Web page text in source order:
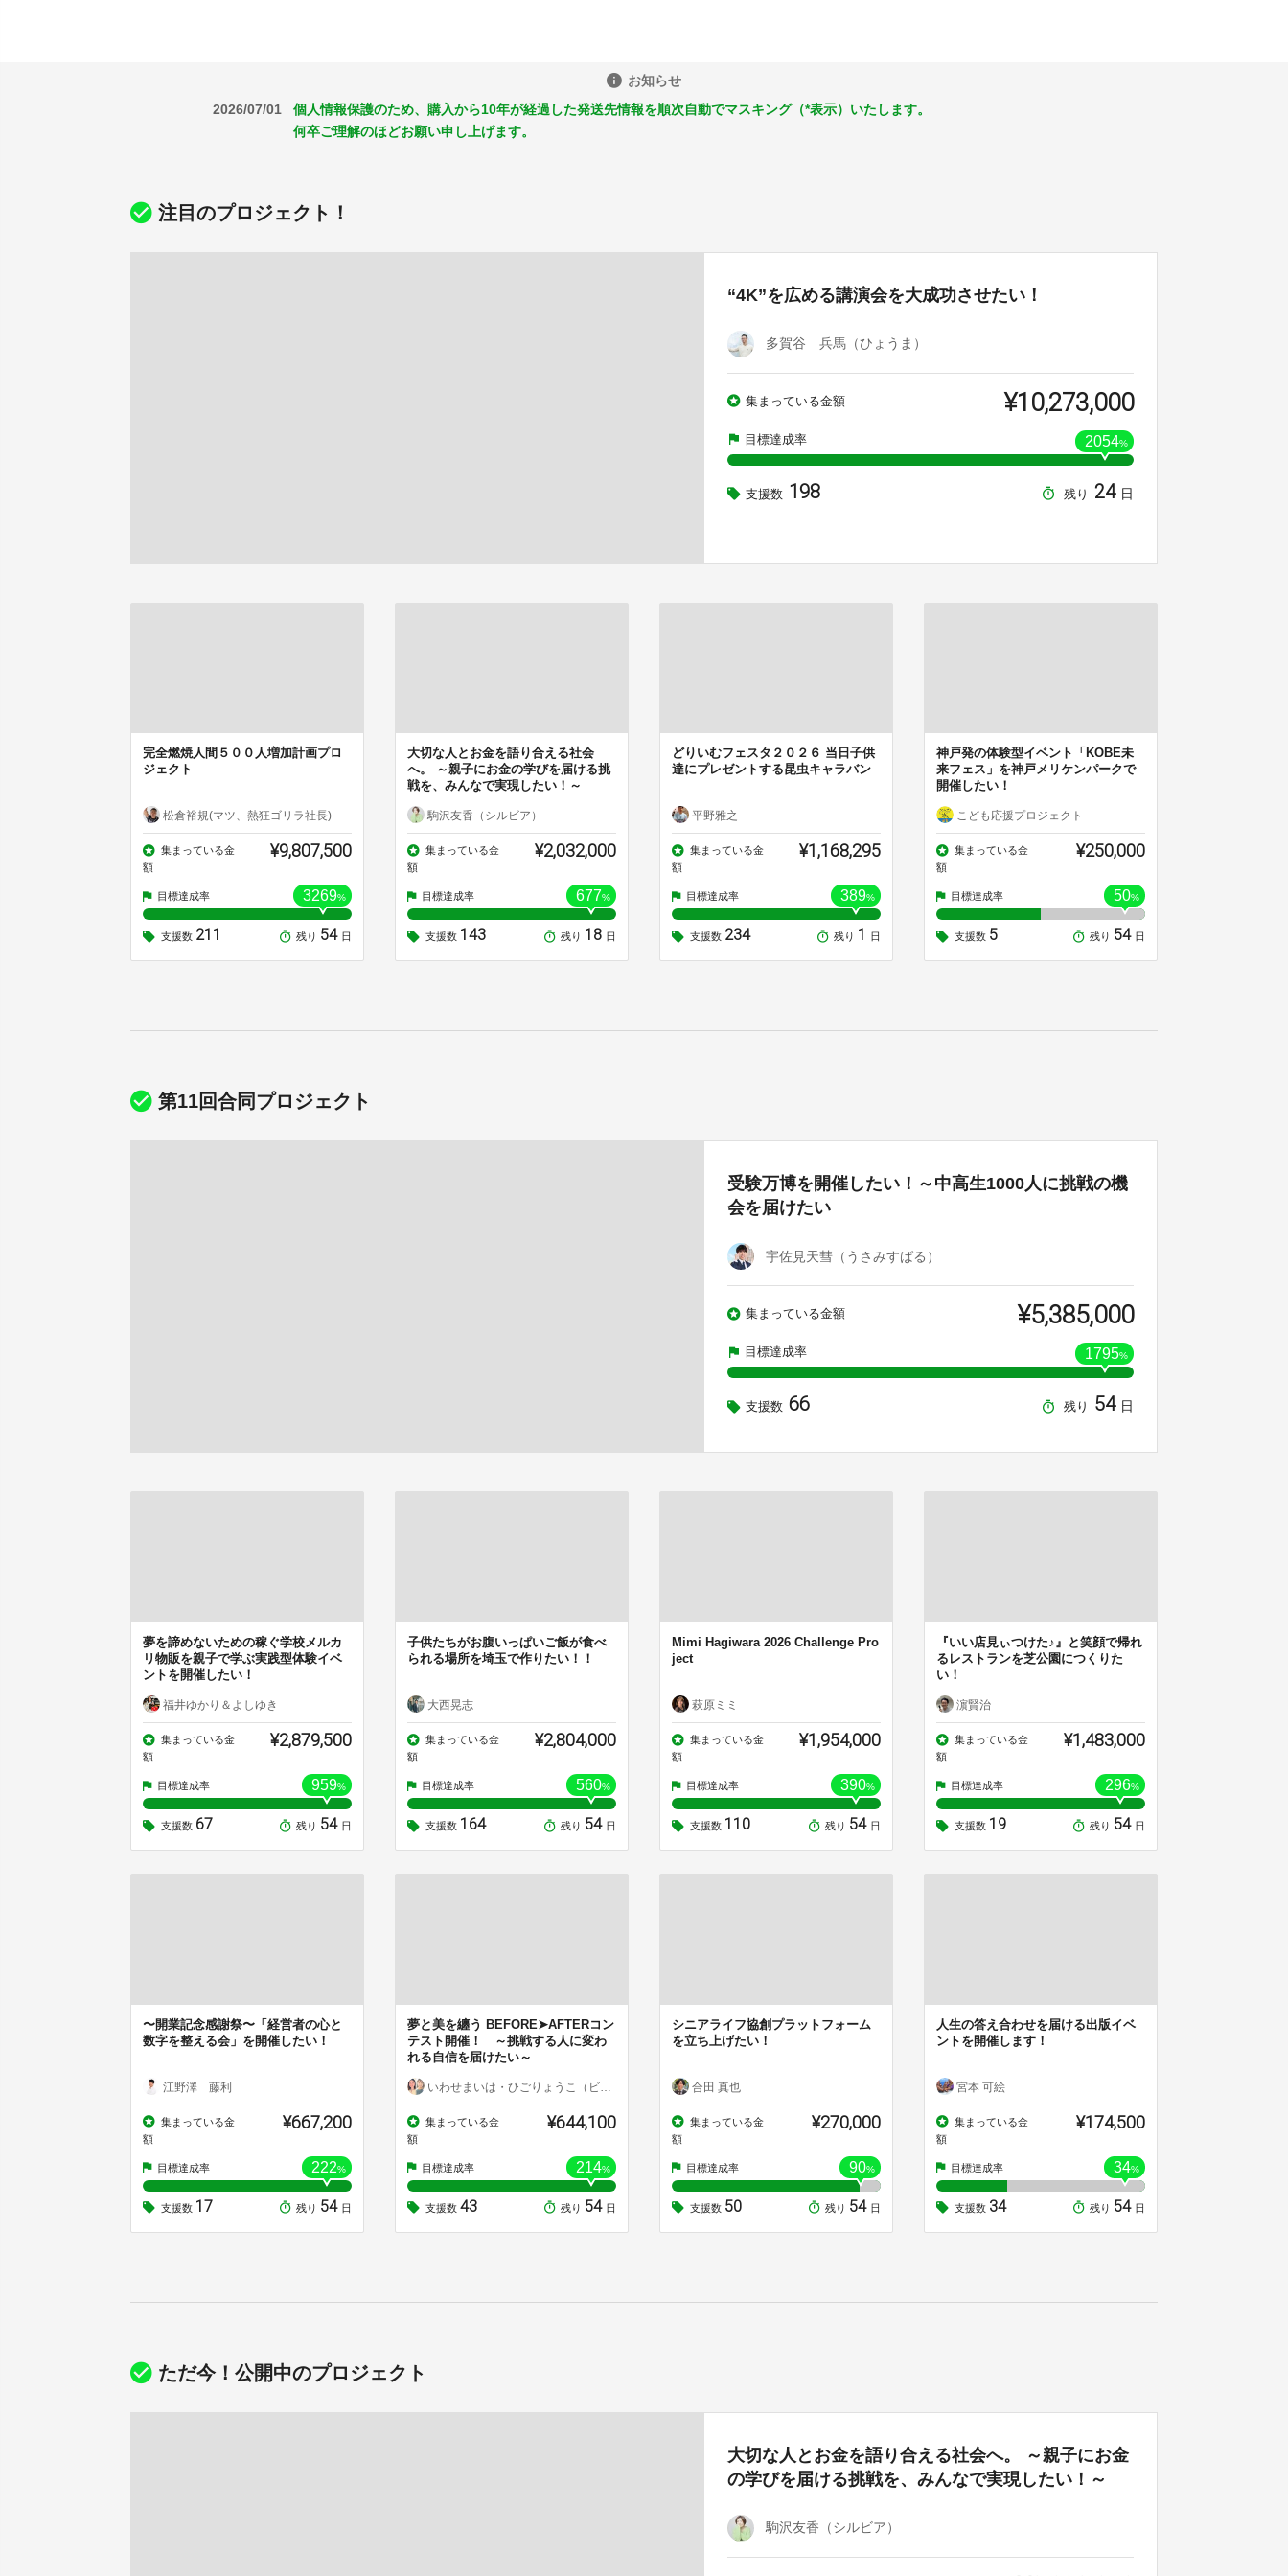
お知らせ
2026/07/01
個人情報保護のため、購入から10年が経過した発送先情報を順次自動でマスキング（*表示）いたします。
何卒ご理解のほどお願い申し上げます。
注目のプロジェクト！
“4K”を広める講演会を大成功させたい！
多賀谷 兵馬（ひょうま）
集まっている金額 ¥10,273,000
目標達成率 2054%
支援数 198 残り 24 日
完全燃焼人間５００人増加計画プロ
ジェクト
松倉裕規(マツ、熱狂ゴリラ社長)
集まっている金
額
¥9,807,500
目標達成率 3269%
支援数 211 残り 54 日
大切な人とお金を語り合える社会
へ。 ～親子にお金の学びを届ける挑
戦を、みんなで実現したい！～
駒沢友香（シルビア）
集まっている金
額
¥2,032,000
目標達成率 677%
支援数 143 残り 18 日
どりいむフェスタ２０２６ 当日子供
達にプレゼントする昆虫キャラバン
平野雅之
集まっている金
額
¥1,168,295
目標達成率 389%
支援数 234 残り 1 日
神戸発の体験型イベント「KOBE未
来フェス」を神戸メリケンパークで
開催したい！
こども応援プロジェクト
集まっている金
額
¥250,000
目標達成率 50%
支援数 5 残り 54 日
第11回合同プロジェクト
受験万博を開催したい！～中高生1000人に挑戦の機
会を届けたい
宇佐見天彗（うさみすばる）
集まっている金額 ¥5,385,000
目標達成率 1795%
支援数 66 残り 54 日
夢を諦めないための稼ぐ学校メルカ
リ物販を親子で学ぶ実践型体験イベ
ントを開催したい！
福井ゆかり＆よしゆき
集まっている金
額
¥2,879,500
目標達成率 959%
支援数 67 残り 54 日
子供たちがお腹いっぱいご飯が食べ
られる場所を埼玉で作りたい！！
大西晃志
集まっている金
額
¥2,804,000
目標達成率 560%
支援数 164 残り 54 日
Mimi Hagiwara 2026 Challenge Pro
ject
萩原ミミ
集まっている金
額
¥1,954,000
目標達成率 390%
支援数 110 残り 54 日
『いい店見ぃつけた♪』と笑顔で帰れ
るレストランを芝公園につくりた
い！
濵賢治
集まっている金
額
¥1,483,000
目標達成率 296%
支援数 19 残り 54 日
〜開業記念感謝祭〜「経営者の心と
数字を整える会」を開催したい！
江野澤 藤利
集まっている金
額
¥667,200
目標達成率 222%
支援数 17 残り 54 日
夢と美を纏う BEFORE➤AFTERコン
テスト開催！ ～挑戦する人に変わ
れる自信を届けたい～
いわせまいは・ひごりょうこ（ビフォアコンテスト）
集まっている金
額
¥644,100
目標達成率 214%
支援数 43 残り 54 日
シニアライフ協創プラットフォーム
を立ち上げたい！
合田 真也
集まっている金
額
¥270,000
目標達成率 90%
支援数 50 残り 54 日
人生の答え合わせを届ける出版イベ
ントを開催します！
宮本 可絵
集まっている金
額
¥174,500
目標達成率 34%
支援数 34 残り 54 日
ただ今！公開中のプロジェクト
大切な人とお金を語り合える社会へ。 ～親子にお金
の学びを届ける挑戦を、みんなで実現したい！～
駒沢友香（シルビア）